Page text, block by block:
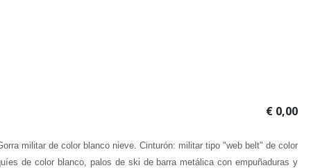
€ 0,00
militar de color blanco nieve. Cinturón: militar tipo "web belt" de color
de color blanco, palos de ski de barra metálica con empuñaduras y